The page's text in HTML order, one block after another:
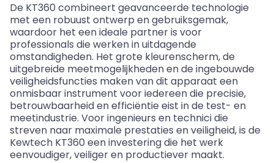
De KT360 combineert geavanceerde technologie
met een robuust ontwerp en gebruiksgemak,
waardoor het een ideale partner is voor
professionals die werken in uitdagende
omstandigheden. Het grote kleurenscherm, de
uitgebreide meetmogelijkheden en de ingebouwde
veiligheidsfuncties maken van dit apparaat een
onmisbaar instrument voor iedereen die precisie,
betrouwbaarheid en efficiëntie eist in de test- en
meetindustrie. Voor ingenieurs en technici die
streven naar maximale prestaties en veiligheid, is de
Kewtech KT360 een investering die het werk
eenvoudiger, veiliger en productiever maakt.